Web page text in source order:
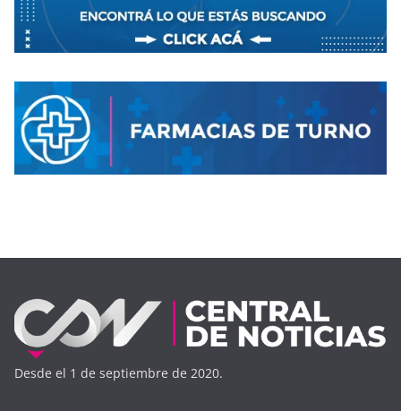
Desde el 1 de septiembre de 2020.